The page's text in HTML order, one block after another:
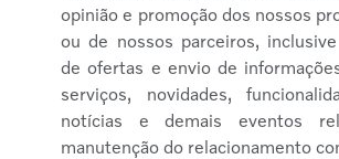
opinião e promoção dos nossos
ou de nossos parceiros,
de ofertas e envio de
serviços, novidades,
notícias e demais eventos
manutenção do relacionamento